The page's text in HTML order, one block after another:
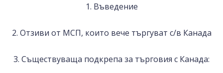
1. Въведение
2. Отзиви от МСП, които вече търгуват с/в Канада
3. Съществуваща подкрепа за търговия с Канада: